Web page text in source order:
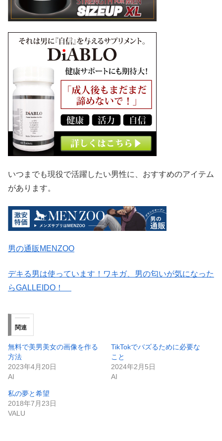
いつまでも現役で活躍したい男性に、おすすめのアイテム
があります。
男の通販MENZOO
デキる男は使っています！ワキガ、男の匂いが気になった
らGALLEIDO！
関連
無料で美男美女の画像を作る
方法
2023年4月20日
AI
TikTokでバズるために必要な
こと
2024年2月5日
AI
私の夢と希望
2018年7月23日
VALU